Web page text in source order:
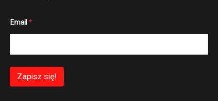
m
E
l
Email *
Zapisz się!